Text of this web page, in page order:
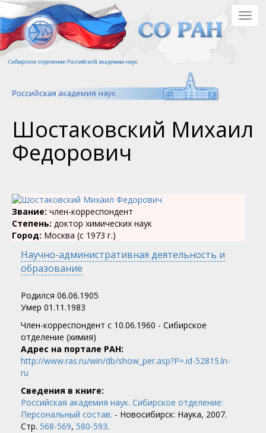
Перейти
к
основному
содержанию
Шостаковский Михаил
Федорович
Звание: член-корреспондент
Степень: доктор химических наук
Город: Москва (с 1973 г.)
Научно-административная деятельность и
образование
Родился 06.06.1905
Умер 01.11.1983
Член-корреспондент c 10.06.1960 - Сибирское
отделение (химия)
Адрес на портале РАН:
http://www.ras.ru/win/db/show_per.asp?P=.id-52815.ln-
ru
Сведения в книге:
Российская академия наук. Сибирское отделение:
Персональный состав. - Новосибирск: Наука, 2007.
Стр. 568-569, 580-593.